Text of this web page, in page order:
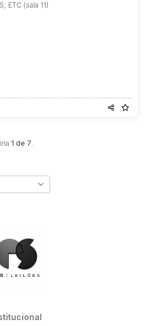
ETC (sala 11)
1 de 7.